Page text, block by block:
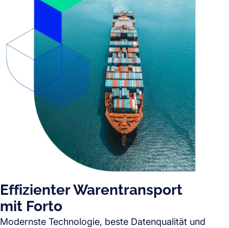
Effizienter Warentransport
mit Forto
Modernste Technologie, beste Datenqualität und